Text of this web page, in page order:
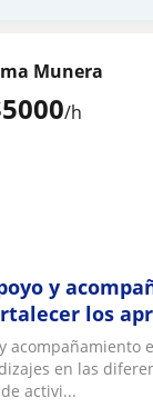
5000/h
Munera
y
los
de básica
el
acompañamiento
en las
activi...